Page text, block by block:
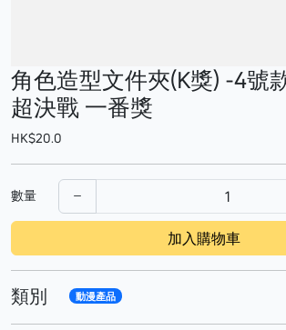
角色造型文件夾(K獎) -4號
超決戰 一番獎
HK$20.0
數量
加入購物車
類別 動漫產品